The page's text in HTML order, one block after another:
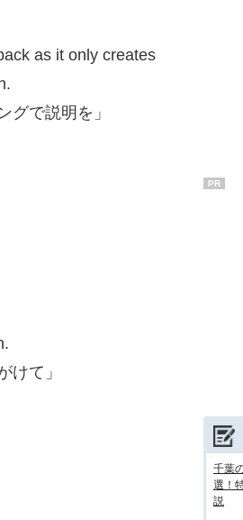
as it only creates
グで説明を」
けて」
PR
千葉
選！
説